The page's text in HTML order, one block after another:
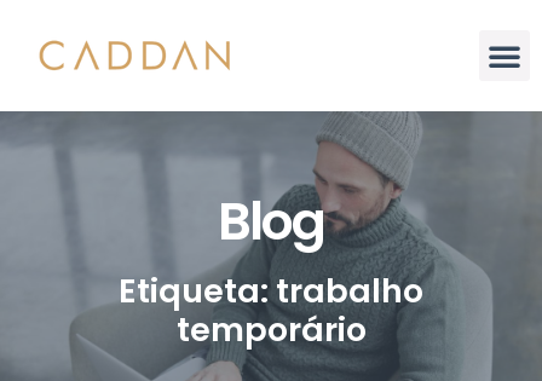
Blog
Etiqueta: trabalho
temporário